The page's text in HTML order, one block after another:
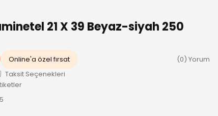
21 X 39 Beyaz-siyah 250
Online'a özel fırsat
(0) Yorum
Taksit Seçenekleri